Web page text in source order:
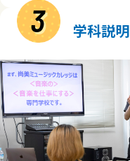
3 学科説明